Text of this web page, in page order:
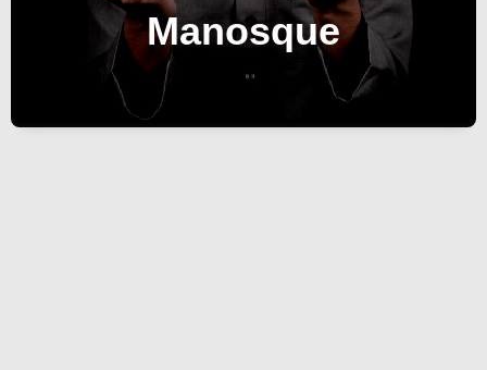
Manosque